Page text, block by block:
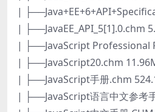
|
| ├──JavaEE_API_5[1].0.chm
| ├──JavaScript Professional
| ├──JavaScript20.chm
| ├──JavaScript手册.chm
| ├──JavaScript语言中文参考